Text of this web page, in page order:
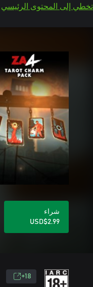
تخطي إلى المحتوى الرئيسي
شراء
USD$2.99
18+